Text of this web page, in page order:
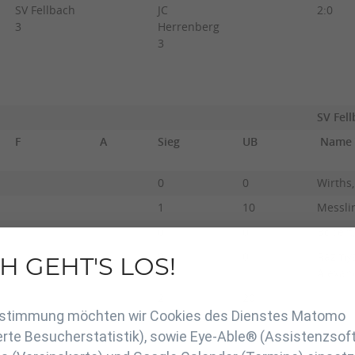
SV Fellbach
3
JC
Herrenberg
3
2:0
SV
F A Sieg UB
0 0
1 10
0 0
0
GEHT'S LOS!
möchten wir Cookies des Dienstes Matomo
Besucherstatistik), sowie Eye-Able®